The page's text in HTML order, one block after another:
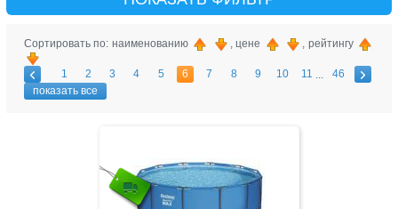
Сортировать по: наименованию , цене , рейтингу
1 2 3 4 5 6 7 8 9 10 11 ...
46
показать все